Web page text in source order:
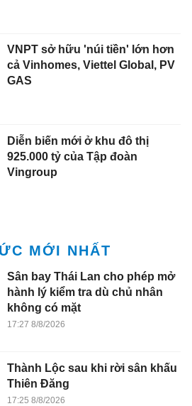
VNPT sở hữu 'núi tiền' lớn hơn
cả Vinhomes, Viettel Global, PV
GAS
Diễn biến mới ở khu đô thị
925.000 tỷ của Tập đoàn
Vingroup
MỚI NHẤT
Sân bay Thái Lan cho phép mở
hành lý kiểm tra dù chủ nhân
không có mặt
17:27 8/8/2026
Thành Lộc sau khi rời sân khấu
Thiên Đăng
17:25 8/8/2026